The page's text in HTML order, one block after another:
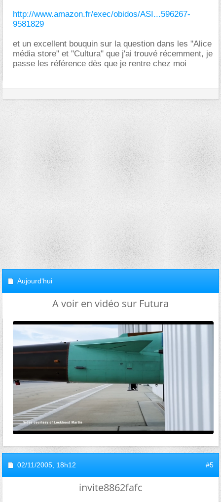
http://www.amazon.fr/exec/obidos/ASI...596267-
9581829
et un excellent bouquin sur la question dans les "Alice
média store" et "Cultura" que j'ai trouvé récemment, je
passe les référence dès que je rentre chez moi
Aujourd'hui
A voir en vidéo sur Futura
02/11/2005, 18h12 #5
invite8862fafc